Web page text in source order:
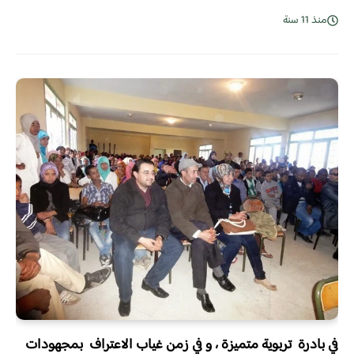
منذ 11 سنة
في بادرة تربوية متميزة ، و في زمن غياب الاعتراف بمجهودات